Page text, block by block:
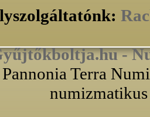
-
Terra
numizmatikus